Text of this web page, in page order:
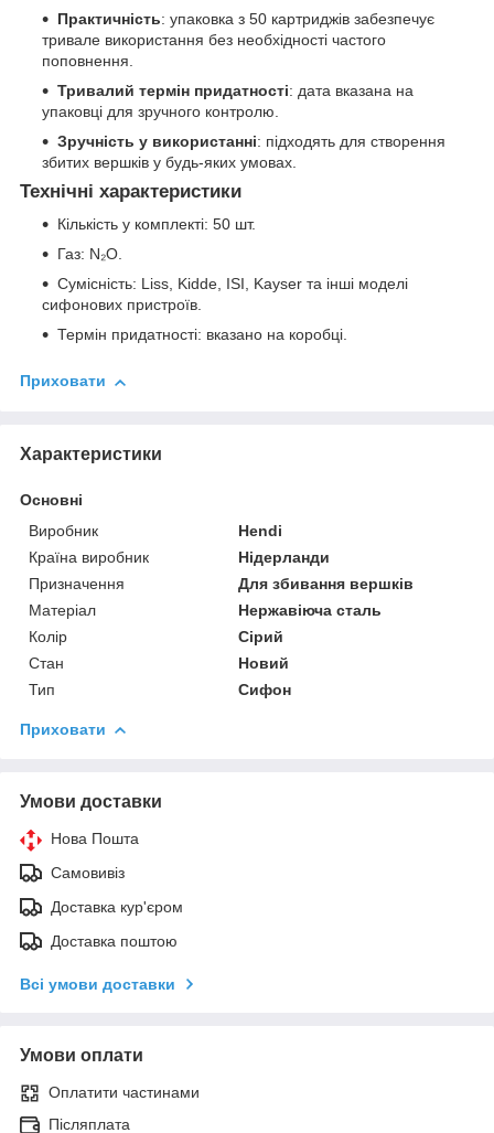
Практичність: упаковка з 50 картриджів забезпечує
тривале використання без необхідності частого
поповнення.
Тривалий термін придатності: дата вказана на
упаковці для зручного контролю.
Зручність у використанні: підходять для створення
збитих вершків у будь-яких умовах.
Технічні характеристики
Кількість у комплекті: 50 шт.
Газ: N₂O.
Сумісність: Liss, Kidde, ISI, Kayser та інші моделі
сифонових пристроїв.
Термін придатності: вказано на коробці.
Приховати
Характеристики
Основні
Виробник
Hendi
Країна виробник
Нідерланди
Призначення
Для збивання вершків
Матеріал
Нержавіюча сталь
Колір
Сірий
Стан
Новий
Тип
Сифон
Приховати
Умови доставки
Нова Пошта
Самовивіз
Доставка кур'єром
Доставка поштою
Всі умови доставки
Умови оплати
Оплатити частинами
Післяплата